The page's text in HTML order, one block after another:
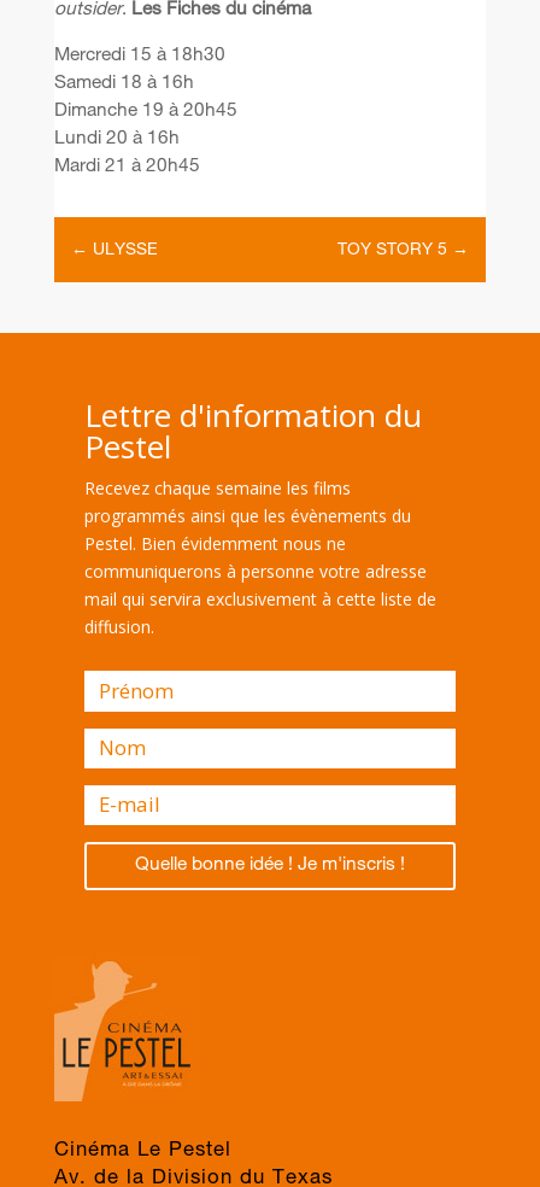
outsider. Les Fiches du cinéma
Mercredi 15 à 18h30
Samedi 18 à 16h
Dimanche 19 à 20h45
Lundi 20 à 16h
Mardi 21 à 20h45
← ULYSSE TOY STORY 5 →
Lettre d'information du
Pestel
Recevez chaque semaine les films
programmés ainsi que les évènements du
Pestel. Bien évidemment nous ne
communiquerons à personne votre adresse
mail qui servira exclusivement à cette liste de
diffusion.
Quelle bonne idée ! Je m'inscris !
Cinéma Le Pestel
Av. de la Division du Texas